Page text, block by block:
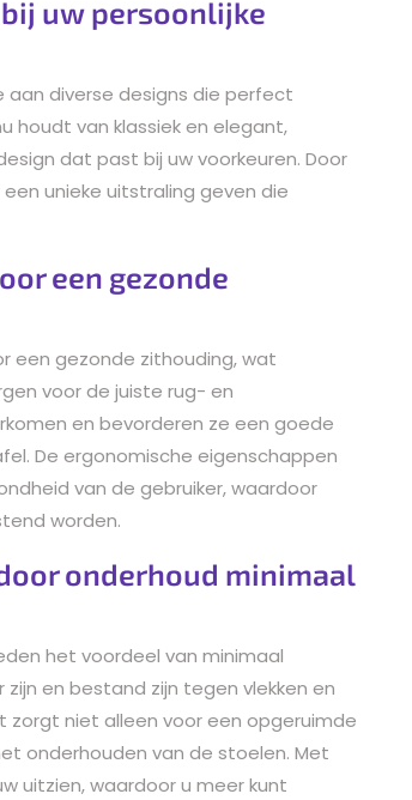
uw persoonlijke
diverse designs die perfect
houdt van klassiek en elegant,
dat past bij uw voorkeuren. Door
unieke uitstraling geven die
een gezonde
een gezonde zithouding, wat
voor de juiste rug- en
en bevorderen ze een goede
De ergonomische eigenschappen
van de gebruiker, waardoor
worden.
onderhoud minimaal
het voordeel van minimaal
en bestand zijn tegen vlekken en
zorgt niet alleen voor een opgeruimde
onderhouden van de stoelen. Met
uitzien, waardoor u meer kunt